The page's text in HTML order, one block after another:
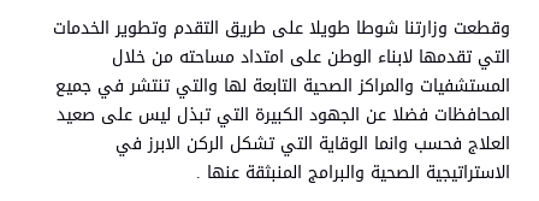
وقطعت وزارتنا شوطا طويلا على طريق التقدم وتطوير الخدمات
التي تقدمها لابناء الوطن على امتداد مساحته من خلال
المستشفيات والمراكز الصحية التابعة لها والتي تنتشر في جميع
المحافظات فضلا عن الجهود الكبيرة التي تبذل ليس على صعيد
العلاج فحسب وانما الوقاية التي تشكل الركن الابرز في
الاستراتيجية الصحية والبرامج المنبثقة عنها .